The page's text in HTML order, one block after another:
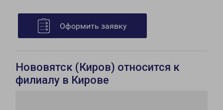
Оформить заявку
Нововятск (Киров) относится к
филиалу в Кирове